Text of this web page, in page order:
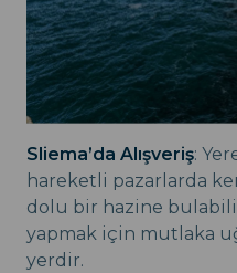
Sliema’da Alışveriş:
hareketli pazarlarda
dolu bir hazine
yapmak için mutlaka
yerdir.